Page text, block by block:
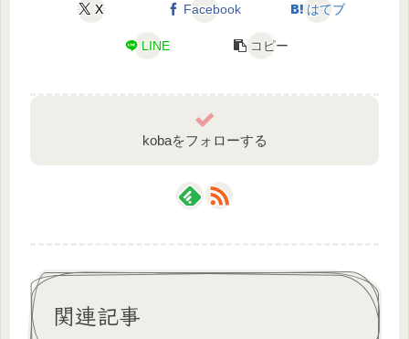
X Facebook はてブ
LINE コピー
kobaをフォローする
関連記事